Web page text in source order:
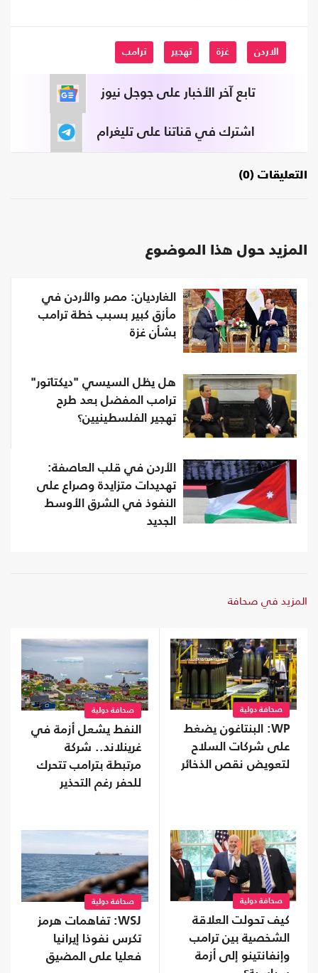
الاردن غزة تهجير ترامب
تابع آخر الأخبار على جوجل نيوز
اشترك في قناتنا على تليغرام
التعليقات (0)
المزيد حول هذا الموضوع
الغارديان: مصر والأردن في
مأزق كبير بسبب خطة ترامب
بشأن غزة
هل يظل السيسي "ديكتاتور"
ترامب المفضل بعد طرح
تهجير الفلسطينيين؟
الأردن في قلب العاصفة:
تهديدات متزايدة وصراع على
النفوذ في الشرق الأوسط
الجديد
المزيد في صحافة
صحافة دولية
WP: البنتاغون يضغط
على شركات السلاح
لتعويض نقص الذخائر
صحافة دولية
النفط يشعل أزمة في
غرينلاند.. شركة
مرتبطة بترامب تتحرك
للحفر رغم التحذير
صحافة دولية
كيف تحولت العلاقة
الشخصية بين ترامب
وإنفانتينو إلى أزمة
صحافة دولية
WSJ: تفاهمات هرمز
تكرس نفوذا إيرانيا
فعليا على المضيق